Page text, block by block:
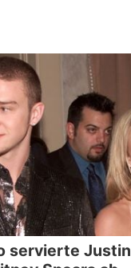
servierte Justin